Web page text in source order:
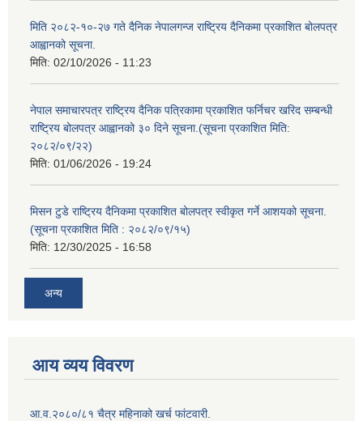
मिति २०८२-१०-२७ गते दैनिक नेपालगन्ज राष्ट्रिय दैनिकमा प्रकाशित बोलपत्र
आह्वानको सूचना.
मिति: 02/10/2026 - 11:23
नेपाल समाचारपत्र राष्ट्रिय दैनिक पत्रिकामा प्रकाशित फर्निचर खरिद सम्बन्धी
राष्ट्रिय बोलपत्र आह्वानको ३० दिने सूचना.(सूचना प्रकाशित मिति:
२०८२/०९/२२)
मिति: 01/06/2026 - 19:24
मिसन टुडे राष्ट्रिय दैनिकमा प्रकाशित बोलपत्र स्वीकृत गर्ने आशयको सूचना.
(सूचना प्रकाशित मिति : २०८२/०९/१५)
मिति: 12/30/2025 - 16:58
अन्य
आय व्यय विवरण
आ.व.२०८०/८१ चैत्र महिनाको खर्च फांटवारी.